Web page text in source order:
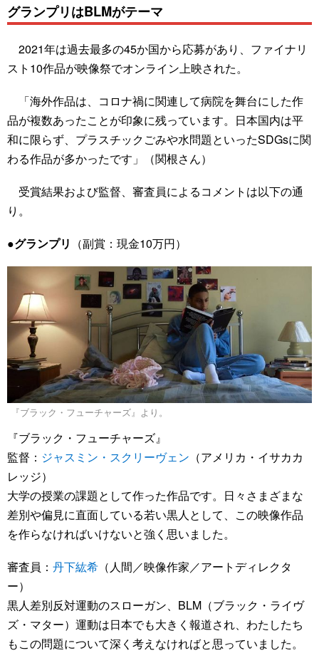
グランプリはBLMがテーマ
2021年は過去最多の45か国から応募があり、ファイナリ
スト10作品が映像祭でオンライン上映された。
「海外作品は、コロナ禍に関連して病院を舞台にした作
品が複数あったことが印象に残っています。日本国内は平
和に限らず、プラスチックごみや水問題といったSDGsに関
わる作品が多かったです」（関根さん）
受賞結果および監督、審査員によるコメントは以下の通
り。
●グランプリ （副賞：現金10万円）
『ブラック・フューチャーズ』より。
『ブラック・フューチャーズ』
監督： ジャスミン・スクリーヴェン （アメリカ・イサカカ
レッジ）
大学の授業の課題として作った作品です。日々さまざまな
差別や偏見に直面している若い黒人として、この映像作品
を作らなければいけないと強く思いました。
審査員： 丹下紘希 （人間／映像作家／アートディレクタ
ー）
黒人差別反対運動のスローガン、BLM（ブラック・ライヴ
ズ・マター）運動は日本でも大きく報道され、わたしたち
もこの問題について深く考えなければと思っていました。